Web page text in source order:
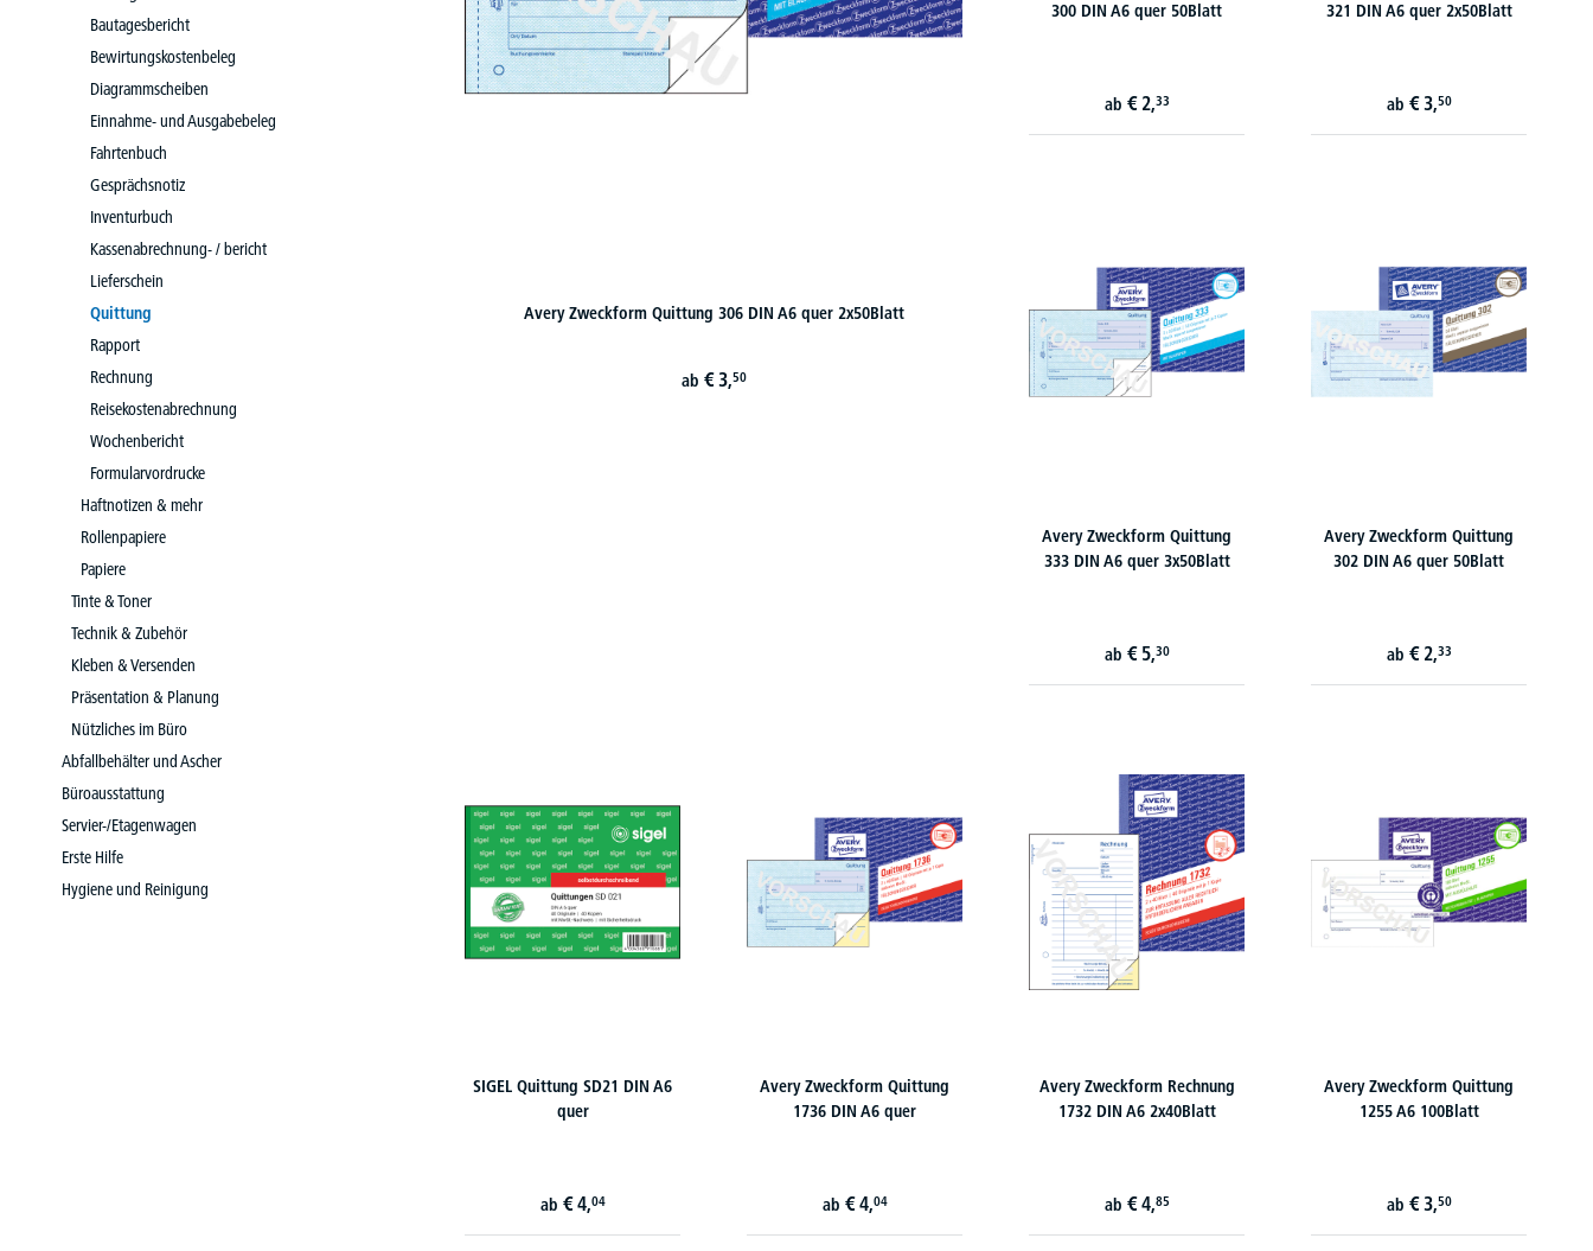
Bautagesbericht
Bewirtungskostenbeleg
Diagrammscheiben
Einnahme- und Ausgabebeleg
Fahrtenbuch
Gesprächsnotiz
Inventurbuch
Kassenabrechnung- / bericht
Lieferschein
Quittung
Rapport
Rechnung
Reisekostenabrechnung
Wochenbericht
Formularvordrucke
Haftnotizen & mehr
Rollenpapiere
Papiere
Tinte & Toner
Technik & Zubehör
Kleben & Versenden
Präsentation & Planung
Nützliches im Büro
Abfallbehälter und Ascher
Büroausstattung
Servier-/Etagenwagen
Erste Hilfe
Hygiene und Reinigung
Avery Zweckform Quittung 306 DIN A6 quer 2x50Blatt
ab € 3,50
300 DIN A6 quer 50Blatt
ab € 2,33
321 DIN A6 quer 2x50Blatt
ab € 3,50
Avery Zweckform Quittung
333 DIN A6 quer 3x50Blatt
ab € 5,30
Avery Zweckform Quittung
302 DIN A6 quer 50Blatt
ab € 2,33
SIGEL Quittung SD21 DIN A6
quer
ab € 4,04
Avery Zweckform Quittung
1736 DIN A6 quer
ab € 4,04
Avery Zweckform Rechnung
1732 DIN A6 2x40Blatt
ab € 4,85
Avery Zweckform Quittung
1255 A6 100Blatt
ab € 3,50